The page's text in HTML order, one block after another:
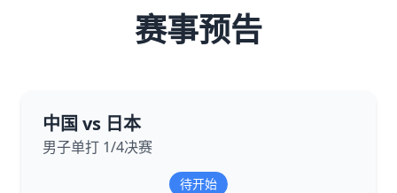
赛事预告
中国 vs 日本
男子单打 1/4决赛
待开始